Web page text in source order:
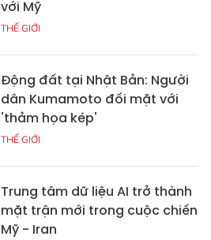
với Mỹ
THẾ GIỚI
Động đất tại Nhật Bản: Người
dân Kumamoto đối mặt với
'thảm họa kép'
THẾ GIỚI
Trung tâm dữ liệu AI trở thành
mặt trận mới trong cuộc chiến
Mỹ - Iran